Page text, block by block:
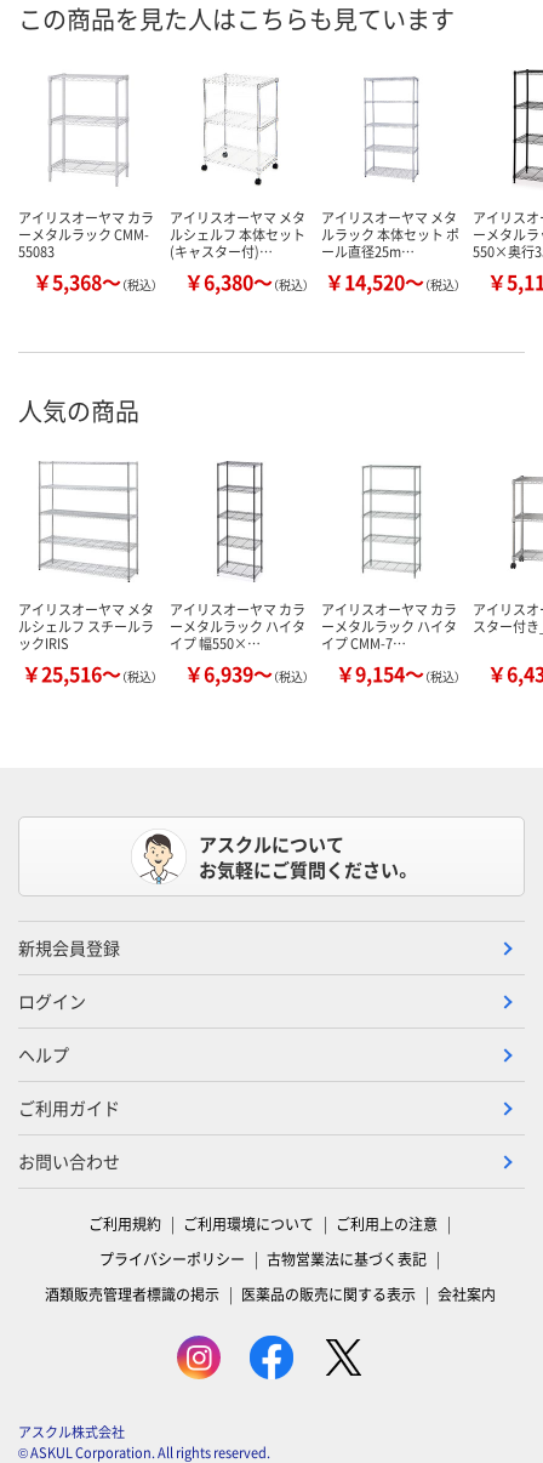
この商品を見た人はこちらも見ています
アイリスオーヤマ カラ
ーメタルラック CMM-
55083
￥5,368～（税込）
アイリスオーヤマ メタ
ルシェルフ 本体セット
(キャスター付)…
￥6,380～（税込）
アイリスオーヤマ メタ
ルラック 本体セット ポ
ール直径25m…
￥14,520～（税込）
アイリス
ーメタルラ
550×奥行
￥
人気の商品
アイリスオーヤマ メタ
ルシェルフ スチールラ
ックIRIS
￥25,516～（税込）
アイリスオーヤマ カラ
ーメタルラック ハイタ
イプ 幅550×…
￥6,939～（税込）
アイリスオーヤマ カラ
ーメタルラック ハイタ
イプ CMM-7…
￥9,154～（税込）
アイリス
スター付き
￥
アスクルについて
お気軽にご質問ください。
新規会員登録
ログイン
ヘルプ
ご利用ガイド
お問い合わせ
ご利用規約 ご利用環境について
ご利用上の注意
プライバシーポリシー
古物営業法に基づく表記
酒類販売管理者標識の掲示
医薬品の販売に関する表示 会社案内
アスクル株式会社
© ASKUL Corporation. All rights reserved.